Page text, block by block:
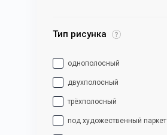
Тип рисунка
однополосный
двухполосный
трёхполосный
под художественный паркет